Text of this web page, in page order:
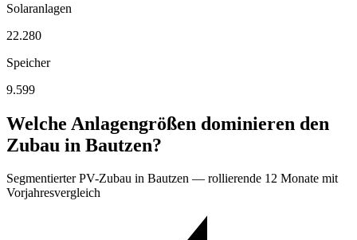
Solaranlagen
22.280
Speicher
9.599
Welche Anlagengrößen dominieren den
Zubau in Bautzen?
Segmentierter PV-Zubau in Bautzen — rollierende 12 Monate mit
Vorjahresvergleich